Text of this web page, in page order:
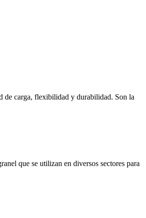
de carga, flexibilidad y durabilidad. Son la
que se utilizan en diversos sectores para